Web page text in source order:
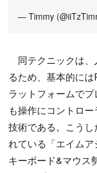
— Timmy
同テクニックは、
るため、基本的に
ラットフォームで
も操作にコントロ
技術である。こう
れている「エイム
キーボード&マウス